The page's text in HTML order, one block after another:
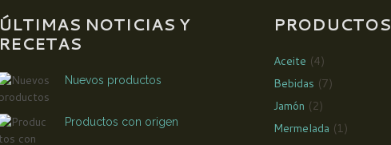
ÚLTIMAS NOTICIAS Y
RECETAS
Nuevos productos
Productos con origen
PRODUCTOS
Aceite (4)
Bebidas (7)
Jamón (2)
Mermelada (1)